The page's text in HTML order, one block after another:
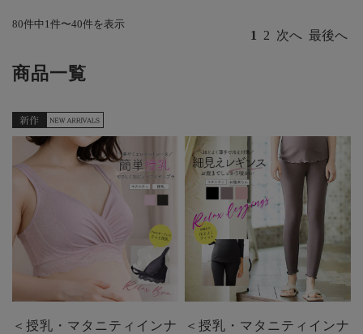
80件中1件〜40件を表示
1 2 次へ 最後へ
商品一覧
＜授乳・マタニティインナ
＜授乳・マタニティインナ